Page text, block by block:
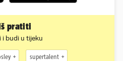
pratiti
i budi u tijeku
supertalent